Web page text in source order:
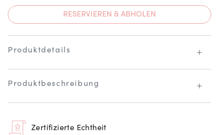
RESERVIEREN & ABHOLEN
Produktdetails
Produktbeschreibung
Zertifizierte Echtheit